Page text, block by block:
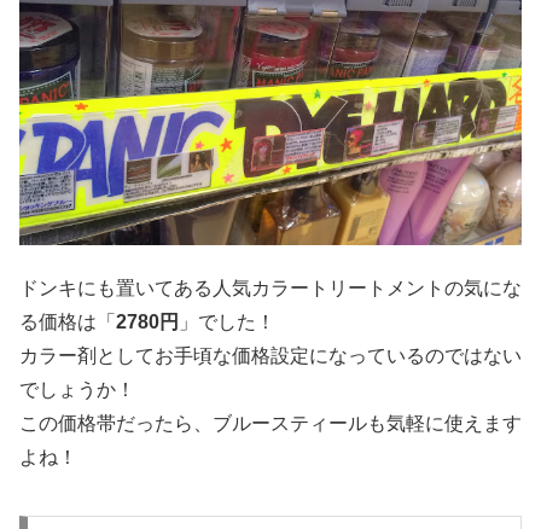
ドンキにも置いてある人気カラートリートメントの気にな
る価格は「 2780円 」でした！
カラー剤としてお手頃な価格設定になっているのではない
でしょうか！
この価格帯だったら、ブルースティールも気軽に使えます
よね！